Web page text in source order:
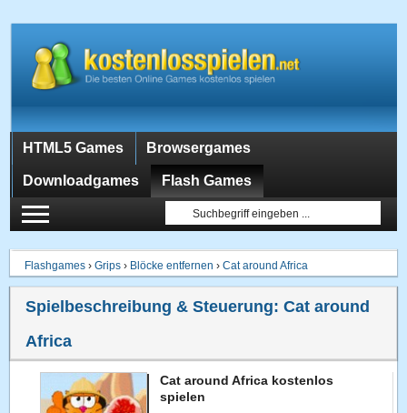
HTML5 Games Browsergames
Downloadgames Flash Games
Flashgames ›Grips › Blöcke entfernen ›Cat around Africa
Spielbeschreibung & Steuerung:Cat around
Africa
Cat around Africa kostenlos
spielen